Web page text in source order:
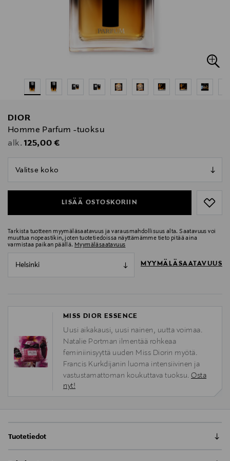
DIOR
Homme Parfum -tuoksu
alk. Original Price
125,00 €
LISÄÄ OSTOSKORIIN
Tarkista tuotteen myymäläsaatavuus ja varausmahdollisuus alta. Saatavuus voi
muuttua nopeastikin, joten tuotetiedoissa näyttämämme tieto pitää aina
varmistaa paikan päällä. Myymäläsaatavuus
Helsinki MYYMÄLÄSAATAVUUS
MISS DIOR ESSENCE
Uusi aikakausi, uusi nainen, uutta voimaa.
Natalie Portman ilmentää rohkeaa
feminiinisyyttä uuden Miss Diorin myötä.
Francis Kurkdijanin luoma intensiivinen ja
vastustamattoman koukuttava tuoksu. Osta
nyt!
Tuotetiedot